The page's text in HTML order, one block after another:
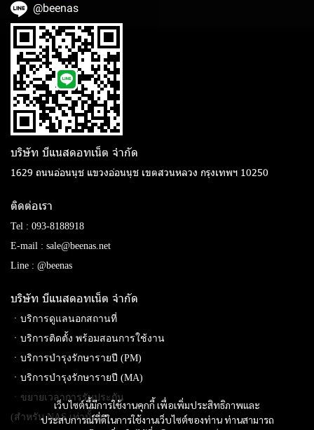
เว็บไซต์นี้มีการใช้งานคุกกี้ เพื่อเพิ่มประสิทธิภาพและ
ประสบการณ์ที่ดีในการใช้งานเว็บไซต์ของท่าน ท่านสามารถ
@beenas
บริษัท บีแนสดอทเน็ต จํากัด
1629 ถนนอ่อนนุช แขวงอ่อนนุช เขตสวนหลวง กรุงเทพฯ 10250
ติดต่อเรา
Tel : 093-8188918
E-mail : sale@beenas.net
Line : @beenas
บริษัท บีแนสดอทเน็ต จํากัด
ㆍบริการดูแลนอกสถานที่
ㆍบริการติดตั้ง พร้อมสอนการใช้งาน
ㆍบริการบำรุงรักษารายปี (PM)
ㆍบริการบำรุงรักษารายปี (MA)
ㆍขยายเวลาการรับประกัน
(สำหรับ NAS เท่านั้น)